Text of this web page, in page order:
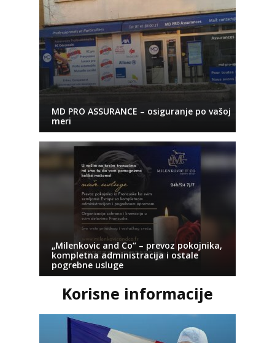
MD PRO ASSURANCE – osiguranje po vašoj
meri
„Milenkovic and Co“ – prevoz pokojnika,
kompletna administracija i ostale
pogrebne usluge
Korisne informacije